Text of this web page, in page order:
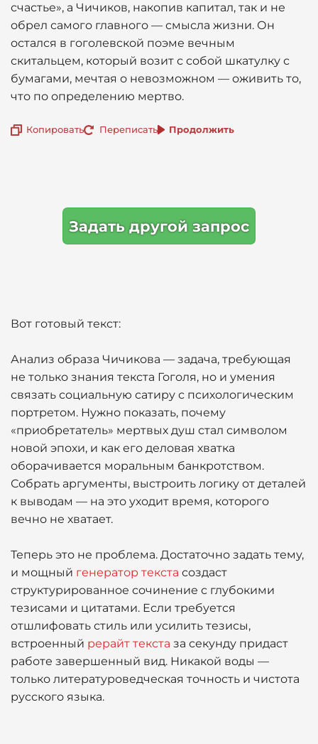
счастье», а Чичиков, накопив капитал, так и не
обрел самого главного — смысла жизни. Он
остался в гоголевской поэме вечным
скитальцем, который возит с собой шкатулку с
бумагами, мечтая о невозможном — оживить то,
что по определению мертво.
Копировать Переписать Продолжить
Задать другой запрос
Вот готовый текст:
Анализ образа Чичикова — задача, требующая
не только знания текста Гоголя, но и умения
связать социальную сатиру с психологическим
портретом. Нужно показать, почему
«приобретатель» мертвых душ стал символом
новой эпохи, и как его деловая хватка
оборачивается моральным банкротством.
Собрать аргументы, выстроить логику от деталей
к выводам — на это уходит время, которого
вечно не хватает.
Теперь это не проблема. Достаточно задать тему,
и мощный генератор текста создаст
структурированное сочинение с глубокими
тезисами и цитатами. Если требуется
отшлифовать стиль или усилить тезисы,
встроенный рерайт текста за секунду придаст
работе завершенный вид. Никакой воды —
только литературоведческая точность и чистота
русского языка.